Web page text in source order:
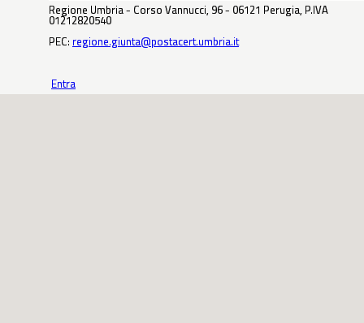
Regione Umbria - Corso Vannucci, 96 - 06121 Perugia, P.IVA
01212820540
PEC: regione.giunta@postacert.umbria.it
Entra